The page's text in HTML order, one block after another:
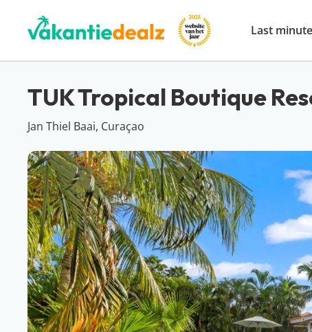
Last
TUK Tropical Boutique
Jan Thiel Baai, Curaçao